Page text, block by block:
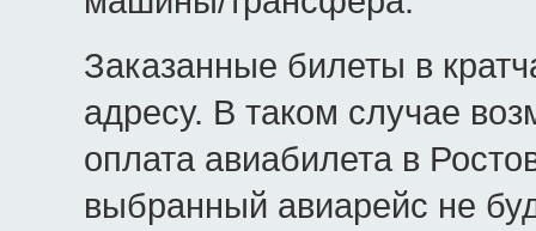
Заказанные билеты в
адресу. В таком случае
оплата авиабилета в
выбранный авиарейс не